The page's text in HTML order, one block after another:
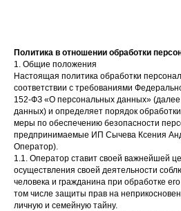
Политика в отношении обработки
1. Общие положения
Настоящая политика обработки
соответствии с требованиями
152-ФЗ «О персональных данных»
данных) и определяет порядок
меры по обеспечению безопасности
предпринимаемые ИП Сычева Ксения
Оператор).
1.1. Оператор ставит своей важнейшей
осуществления своей деятельности
человека и гражданина при обработке
том числе защиты прав на
личную и семейную тайну.